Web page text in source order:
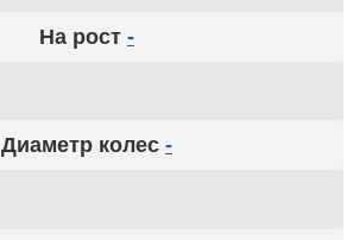
На рост -
Диаметр колес -